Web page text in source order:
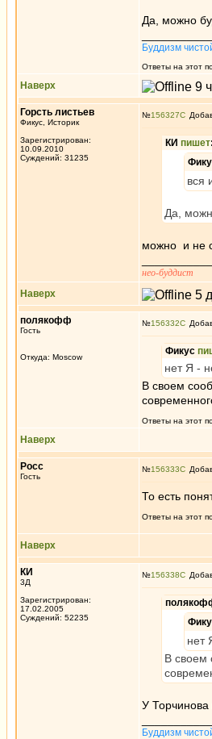
Да, можно
Буддизм
Ответы на этот
Наверх
Горсть листьев
Фикус, Историк
Зарегистрирован:
10.09.2010
Суждений: 31235
№156327
КИ пишет:
вся
Да,
можно и не
нео-буддист
Наверх
полякофф
Гость
Откуда: Moscow
№156332
Фикус
нет Я -
В своем
Ответы на этот
Наверх
Росс
Гость
№156333
То есть
Ответы на этот
Наверх
КИ
3Д
Зарегистрирован:
17.02.2005
Суждений: 52235
№156338
нет
В своем
У Торчинова
Буддизм